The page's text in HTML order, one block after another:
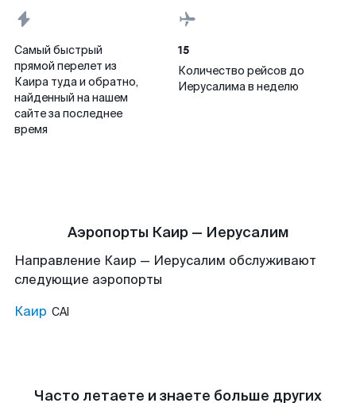
Самый быстрый
прямой перелет из
Каира туда и обратно,
найденный на нашем
сайте за последнее
время
15
Количество рейсов до
Иерусалима в неделю
Аэропорты Каир — Иерусалим
Направление Каир — Иерусалим обслуживают
следующие аэропорты
Каир CAI
Часто летаете и знаете больше других